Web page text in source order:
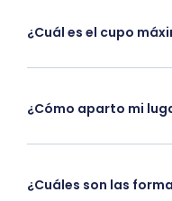
¿Cuál es el cupo
¿Cómo aparto mi
¿Cuáles son las